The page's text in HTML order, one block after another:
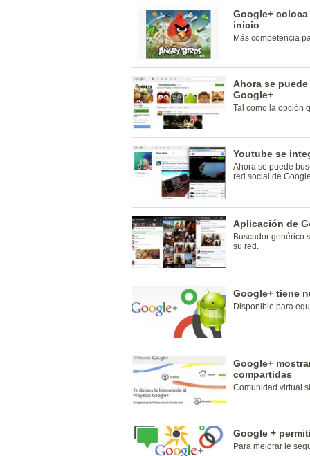
Google+
inicio
Más competencia
Ahora se
Google+
Tal como la opción
Youtube se
Ahora se puede
red social de
Aplicación de
Buscador genérico
su red.
Google+ tiene
Disponible para
Google+
compartidas
Comunidad virtual
Google +
Para mejorar le